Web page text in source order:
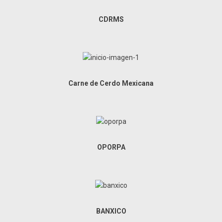
CDRMS
Carne de Cerdo Mexicana
OPORPA
BANXICO